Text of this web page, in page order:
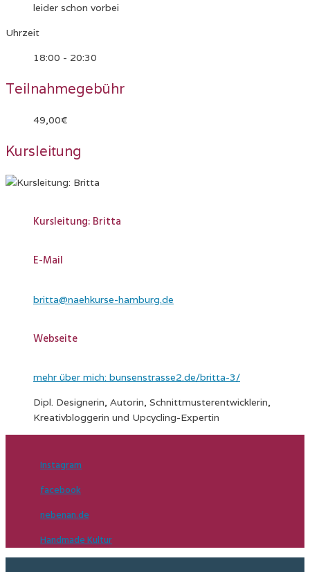
leider schon vorbei
Uhrzeit
18:00 - 20:30
Teilnahmegebühr
49,00€
Kursleitung
Kursleitung: Britta
E-Mail
britta@naehkurse-hamburg.de
Webseite
mehr über mich: bunsenstrasse2.de/britta-3/
Dipl. Designerin, Autorin, Schnittmusterentwicklerin,
Kreativbloggerin und Upcycling-Expertin
Instagram
facebook
nebenan.de
Handmade Kultur